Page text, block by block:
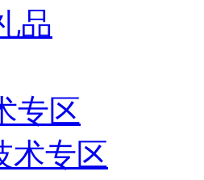
品
专区
术专区